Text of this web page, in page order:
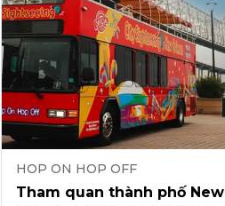
HOP ON HOP OFF
Tham quan thành phố New